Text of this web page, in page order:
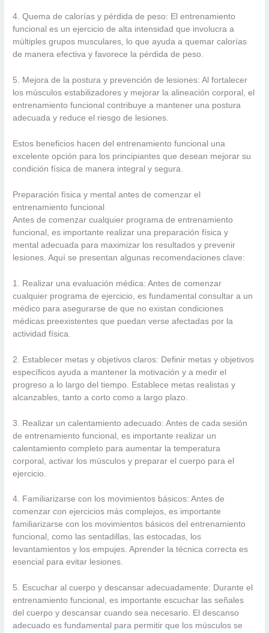
4. Quema de calorías y pérdida de peso: El entrenamiento
funcional es un ejercicio de alta intensidad que involucra a
múltiples grupos musculares, lo que ayuda a quemar calorías
de manera efectiva y favorece la pérdida de peso.
5. Mejora de la postura y prevención de lesiones: Al fortalecer
los músculos estabilizadores y mejorar la alineación corporal, el
entrenamiento funcional contribuye a mantener una postura
adecuada y reduce el riesgo de lesiones.
Estos beneficios hacen del entrenamiento funcional una
excelente opción para los principiantes que desean mejorar su
condición física de manera integral y segura.
Preparación física y mental antes de comenzar el
entrenamiento funcional
Antes de comenzar cualquier programa de entrenamiento
funcional, es importante realizar una preparación física y
mental adecuada para maximizar los resultados y prevenir
lesiones. Aquí se presentan algunas recomendaciones clave:
1. Realizar una evaluación médica: Antes de comenzar
cualquier programa de ejercicio, es fundamental consultar a un
médico para asegurarse de que no existan condiciones
médicas preexistentes que puedan verse afectadas por la
actividad física.
2. Establecer metas y objetivos claros: Definir metas y objetivos
específicos ayuda a mantener la motivación y a medir el
progreso a lo largo del tiempo. Establece metas realistas y
alcanzables, tanto a corto como a largo plazo.
3. Realizar un calentamiento adecuado: Antes de cada sesión
de entrenamiento funcional, es importante realizar un
calentamiento completo para aumentar la temperatura
corporal, activar los músculos y preparar el cuerpo para el
ejercicio.
4. Familiarizarse con los movimientos básicos: Antes de
comenzar con ejercicios más complejos, es importante
familiarizarse con los movimientos básicos del entrenamiento
funcional, como las sentadillas, las estocadas, los
levantamientos y los empujes. Aprender la técnica correcta es
esencial para evitar lesiones.
5. Escuchar al cuerpo y descansar adecuadamente: Durante el
entrenamiento funcional, es importante escuchar las señales
del cuerpo y descansar cuando sea necesario. El descanso
adecuado es fundamental para permitir que los músculos se